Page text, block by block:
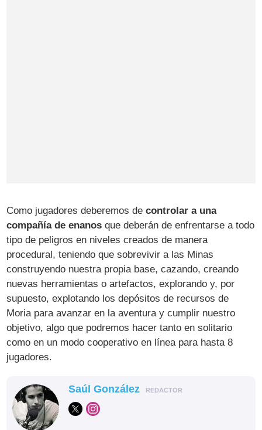
Como jugadores deberemos decontrolar a una
compañía de enanos que deberán de enfrentarse a todo
tipo de peligros en niveles creados de manera
procedural, teniendo que sobrevivir a las Minas
construyendo nuestra propia base, cazando, creando
nuevas herramientas o artefactos, explorando y, por
supuesto, explotando los depósitos de recursos de
Moria para avanzar en la aventura y cumplir nuestro
objetivo, algo que podremos hacer tanto en solitario
como en un modo cooperativo en línea para hasta 8
jugadores.
Saúl González REDACTOR